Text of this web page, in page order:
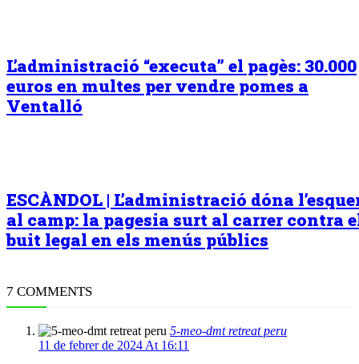
L’administració “executa” el pagès: 30.000
euros en multes per vendre pomes a
Ventalló
ESCÀNDOL | L’administració dóna
al camp: la pagesia surt al carrer contra
buit legal en els menús públics
7 COMMENTS
5-meo-dmt retreat peru
11 de febrer de 2024 At 16:11